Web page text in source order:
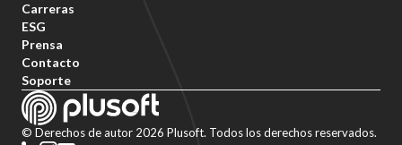
Carreras
ESG
Prensa
Contacto
Soporte
© Derechos de autor 2026 Plusoft. Todos los derechos reservados.